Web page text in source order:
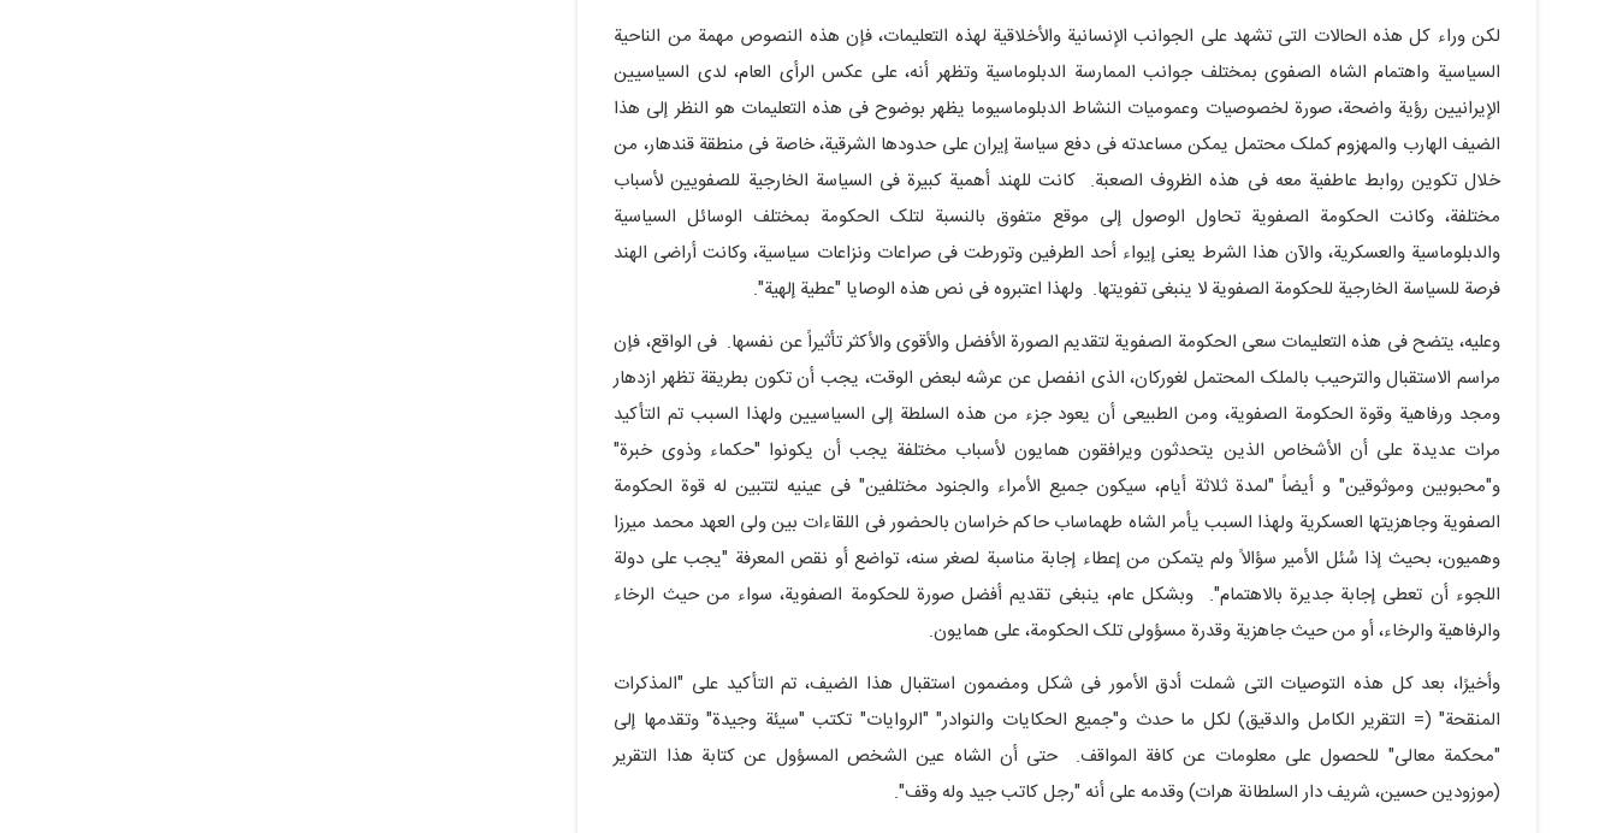
لکن وراء کل هذه الحالات التی تشهد على الجوانب الإنسانیة والأخلاقیة لهذه التعلیمات، فإن هذه النصوص مهمة من الناحیة
السیاسیة واهتمام الشاه الصفوی بمختلف جوانب الممارسة الدبلوماسیة وتظهر أنه، على عکس الرأی العام، لدى السیاسیین
الإیرانیین رؤیة واضحة، صورة لخصوصیات وعمومیات النشاط الدبلوماسیوما یظهر بوضوح فی هذه التعلیمات هو النظر إلى هذا
الضیف الهارب والمهزوم کملک محتمل یمکن مساعدته فی دفع سیاسة إیران على حدودها الشرقیة، خاصة فی منطقة قندهار، من
خلال تکوین روابط عاطفیة معه فی هذه الظروف الصعبة. کانت للهند أهمیة کبیرة فی السیاسة الخارجیة للصفویین لأسباب
مختلفة، وکانت الحکومة الصفویة تحاول الوصول إلى موقع متفوق بالنسبة لتلک الحکومة بمختلف الوسائل السیاسیة
والدبلوماسیة والعسکریة، والآن هذا الشرط یعنی إیواء أحد الطرفین وتورطت فی صراعات ونزاعات سیاسیة، وکانت أراضی الهند
فرصة للسیاسة الخارجیة للحکومة الصفویة لا ینبغی تفویتها. ولهذا اعتبروه فی نص هذه الوصایا "عطیة إلهیة".
وعلیه، یتضح فی هذه التعلیمات سعی الحکومة الصفویة لتقدیم الصورة الأفضل والأقوى والأکثر تأثیراً عن نفسها. فی الواقع، فإن
مراسم الاستقبال والترحیب بالملک المحتمل لغورکان، الذی انفصل عن عرشه لبعض الوقت، یجب أن تکون بطریقة تظهر ازدهار
ومجد ورفاهیة وقوة الحکومة الصفویة، ومن الطبیعی أن یعود جزء من هذه السلطة إلى السیاسیین ولهذا السبب تم التأکید
مرات عدیدة على أن الأشخاص الذین یتحدثون ویرافقون همایون لأسباب مختلفة یجب أن یکونوا "حکماء وذوی خبرة"
و"محبوبین وموثوقین" و أیضاً "لمدة ثلاثة أیام، سیکون جمیع الأمراء والجنود مختلفین" فی عینیه لتتبین له قوة الحکومة
الصفویة وجاهزیتها العسکریة ولهذا السبب یأمر الشاه طهماساب حاکم خراسان بالحضور فی اللقاءات بین ولی العهد محمد میرزا
وهمیون، بحیث إذا سُئل الأمیر سؤالاً ولم یتمکن من إعطاء إجابة مناسبة لصغر سنه، تواضع أو نقص المعرفة "یجب على دولة
اللجوء أن تعطی إجابة جدیرة بالاهتمام". وبشکل عام، ینبغی تقدیم أفضل صورة للحکومة الصفویة، سواء من حیث الرخاء
والرفاهیة والرخاء، أو من حیث جاهزیة وقدرة مسؤولی تلک الحکومة، على همایون.
وأخیرًا، بعد کل هذه التوصیات التی شملت أدق الأمور فی شکل ومضمون استقبال هذا الضیف، تم التأکید على "المذکرات
المنقحة" (= التقریر الکامل والدقیق) لکل ما حدث و"جمیع الحکایات والنوادر" "الروایات" تکتب "سیئة وجیدة" وتقدمها إلى
"محکمة معالی" للحصول على معلومات عن کافة المواقف. حتى أن الشاه عین الشخص المسؤول عن کتابة هذا التقریر
(موزودین حسین، شریف دار السلطانة هرات) وقدمه على أنه "رجل کاتب جید وله وقف".